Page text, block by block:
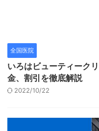
全国医院
いろはビューティーク
金、割引を徹底解説
2022/10/22